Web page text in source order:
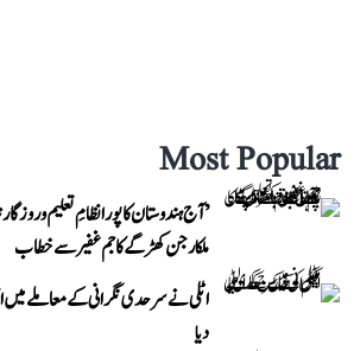
Most Popular
’آج ہندوستان کا پورا نظامِ تعلیم و
ملکارجن کھڑگے کا جم غفیر سے خطاب
اٹلی نے سرحدی نگرانی کے معاملے میں
دیا